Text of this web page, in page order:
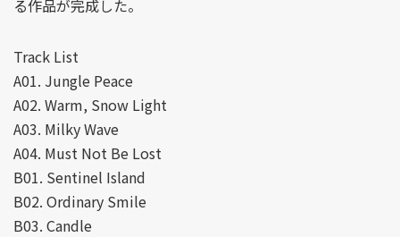
る作品が完成した。
Track List
A01. Jungle Peace
A02. Warm, Snow Light
A03. Milky Wave
A04. Must Not Be Lost
B01. Sentinel Island
B02. Ordinary Smile
B03. Candle